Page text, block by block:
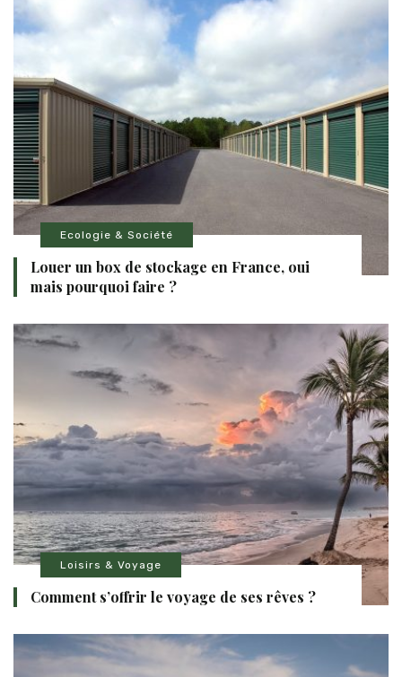
Ecologie & Société
Louer un box de stockage en France, oui
mais pourquoi faire ?
Loisirs & Voyage
Comment s’offrir le voyage de ses rêves ?